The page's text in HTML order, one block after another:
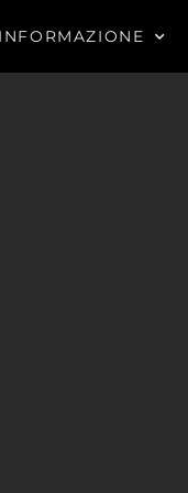
INFORMAZIONE